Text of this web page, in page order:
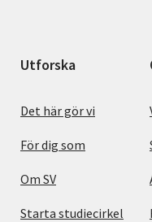
Utforska
Det här gör vi
För dig som
Om SV
Starta studiecirkel